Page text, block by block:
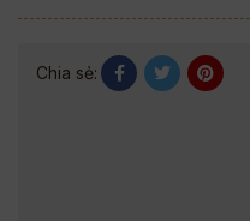
Chia sẻ: